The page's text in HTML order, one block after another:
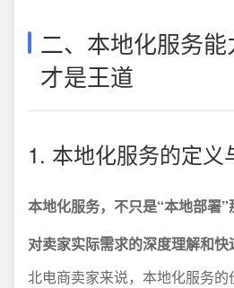
二、本地化服务
才是王道
1. 本地化服务的定义
本地化服务，不只是“本地部署
对卖家实际需求的深度理解和快
北电商卖家来说，本地化服务的